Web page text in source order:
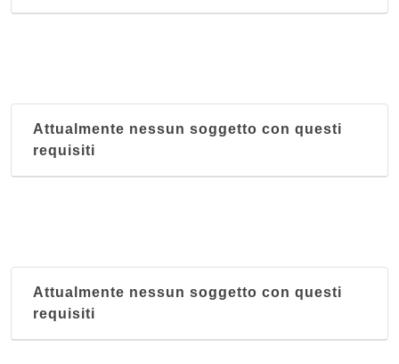
Attualmente nessun soggetto con questi
requisiti
Attualmente nessun soggetto con questi
requisiti